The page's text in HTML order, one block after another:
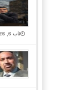
ئاب 6, 2026